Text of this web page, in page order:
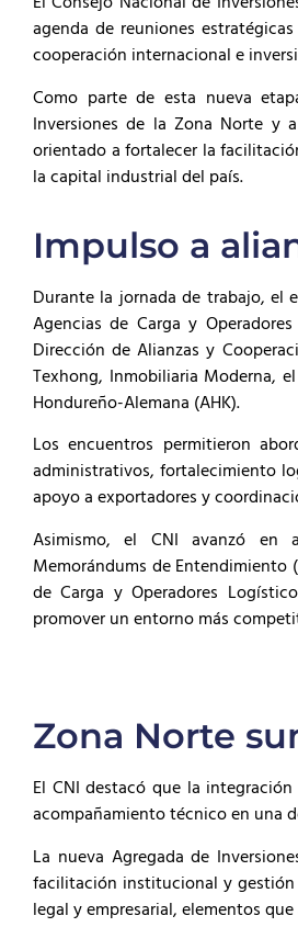
agenda de reuniones
cooperación internacional e
Como parte de esta nueva
Inversiones de la Zona Norte y
orientado a fortalecer la
la capital industrial del país.
Impulso a
Durante la jornada de trabajo, el
Agencias de Carga y
Dirección de Alianzas y
Texhong, Inmobiliaria Moderna,
Hondureño-Alemana (AHK).
Los encuentros permitieron
administrativos, fortalecimiento
apoyo a exportadores y
Asimismo, el CNI avanzó en
Memorándums de Entendimiento
de Carga y Operadores
promover un entorno más
Zona Norte
El CNI destacó que la
acompañamiento técnico en una
La nueva Agregada de
facilitación institucional y
legal y empresarial, elementos